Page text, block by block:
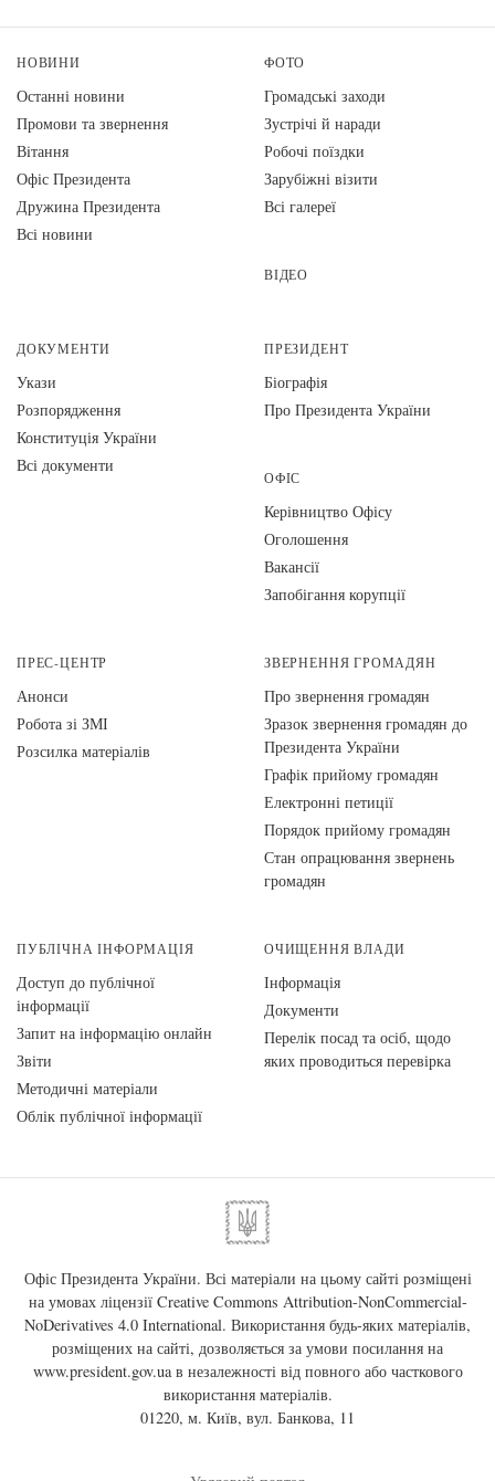
НОВИНИ
Останні новини
Промови та звернення
Вiтання
Офіс Президента
Дружина Президента
Всі новини
ФОТО
Громадські заходи
Зустрічі й наради
Робочі поїздки
Зарубіжні візити
Всі галереї
ВІДЕО
ДОКУМЕНТИ
Укази
Розпорядження
Конституція України
Всі документи
ПРЕЗИДЕНТ
Біографія
Про Президента України
ОФІС
Керівництво Офісу
Оголошення
Вакансії
Запобігання корупції
ПРЕС-ЦЕНТР
Анонси
Робота зі ЗМІ
Розсилка матеріалів
ЗВЕРНЕННЯ ГРОМАДЯН
Про звернення громадян
Зразок звернення громадян до
Президента України
Графік прийому громадян
Електронні петиції
Порядок прийому громадян
Стан опрацювання звернень
громадян
ПУБЛІЧНА ІНФОРМАЦІЯ
Доступ до публічної
інформації
Запит на інформацію онлайн
Звіти
Методичні матеріали
Облік публічної інформації
ОЧИЩЕННЯ ВЛАДИ
Інформація
Документи
Перелік посад та осіб, щодо
яких проводиться перевірка
Офіс Президента України. Всі матеріали на цьому сайті розміщені
на умовах ліцензії Creative Commons Attribution-NonCommercial-
NoDerivatives 4.0 International. Використання будь-яких матеріалів,
розміщених на сайті, дозволяється за умови посилання на
www.president.gov.uaв незалежності від повного або часткового
використання матеріалів.
01220, м. Київ, вул. Банкова, 11